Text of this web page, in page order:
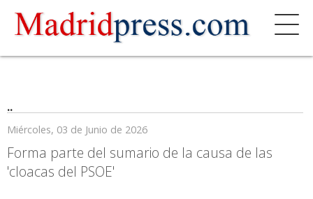
..
Miércoles, 03 de Junio de 2026
Forma parte del sumario de la causa de las
'cloacas del PSOE'